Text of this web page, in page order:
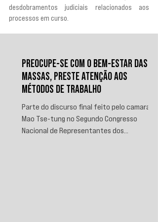
desdobramentos judiciais relacionados aos
processos em curso.
PREOCUPE-SE COM O BEM-ESTAR DAS
MASSAS, PRESTE ATENÇÃO AOS
MÉTODOS DE TRABALHO
Parte do discurso final feito pelo camarada
Mao Tse-tung no Segundo Congresso
Nacional de Representantes dos